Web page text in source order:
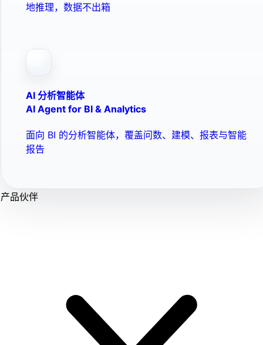
地推理，数据不出箱
AI 分析智能体
AI Agent for BI & Analytics
面向 BI 的分析智能体，覆盖问数、建模、报表与智能
报告
产品伙伴